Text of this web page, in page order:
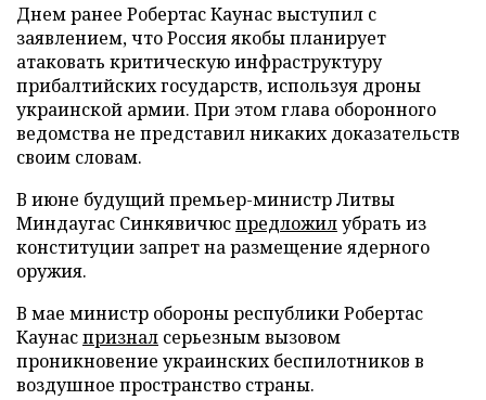
Днем ранее Робертас Каунас выступил с
заявлением, что Россия якобы планирует
атаковать критическую инфраструктуру
прибалтийских государств, используя дроны
украинской армии. При этом глава оборонного
ведомства не представил никаких доказательств
своим словам.
В июне будущий премьер-министр Литвы
Миндаугас Синкявичюспредложилубрать из
конституции запрет на размещение ядерного
оружия.
В мае министр обороны республики Робертас
Каунаспризнал серьезным вызовом
проникновение украинских беспилотников в
воздушное пространство страны.